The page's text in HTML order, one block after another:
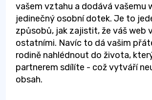
vašem vztahu a dodává vašemu
jedinečný osobní dotek. Je to
způsobů, jak zajistit, že váš web
ostatními. Navíc to dá vašim
rodině nahlédnout do života,
partnerem sdílíte - což vytváří
obsah.